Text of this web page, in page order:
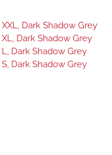
Dark Shadow Grey
Dark Shadow Grey
Dark Shadow Grey
Dark Shadow Grey